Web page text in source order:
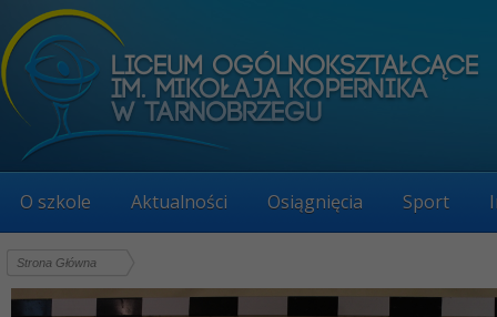
O szkole Aktualności Osiągnięcia Sport
Strona Główna